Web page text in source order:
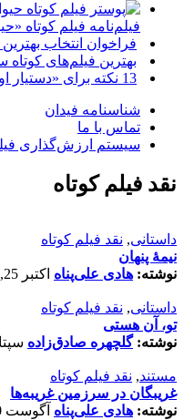
فیلم‌نامه فیلم کوتاه
فراخوان انتخاب بهترین
بهترین فیلم‌های کوتاه سال 1403 به
13 نکته برای «دستیار اول کارگردان» بهتری بودن
شناسنامه فیدان
تماس با ما
سیستم ارزش‌گذاری
نقد فیلم کوتاه
داستانی, نقد فیلم کوتاه
نیمۀ پنهان
نوشته: هادی علی‌پناه اکتبر 25, 2025
داستانی, نقد فیلم کوتاه
تو، آن هستی
نوشته:گلچهره صادق‌زاده
مستند, نقد فیلم کوتاه
غریبگان در سرزمین غریبه‌ها
نوشته: هادی علی‌پناه آگوست 20, 2025